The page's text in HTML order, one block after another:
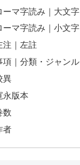
ーマ字読み｜大文字
ーマ字読み｜小文字
注｜左註
項｜分類・ジャンル
異
永版本
数
者